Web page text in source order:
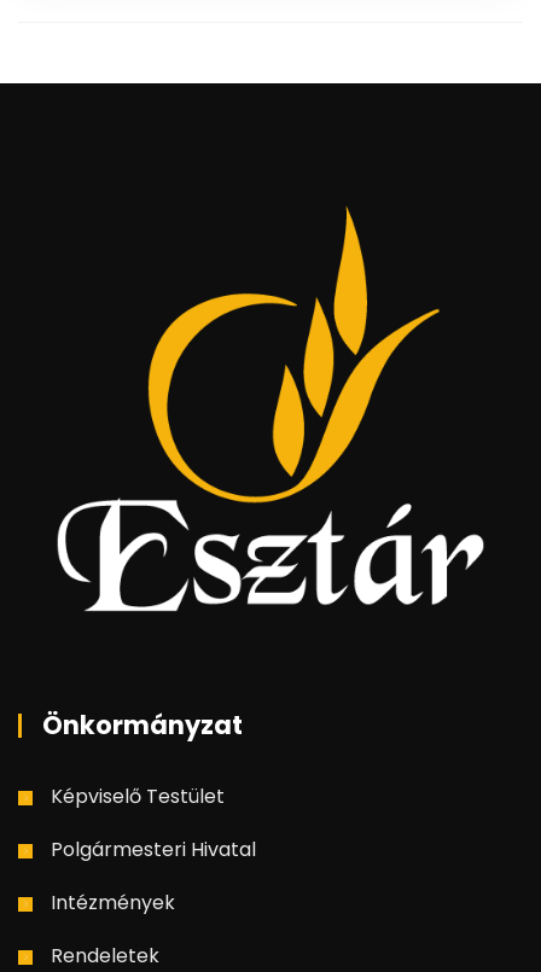
Önkormányzat
Képviselő Testület
Polgármesteri Hivatal
Intézmények
Rendeletek